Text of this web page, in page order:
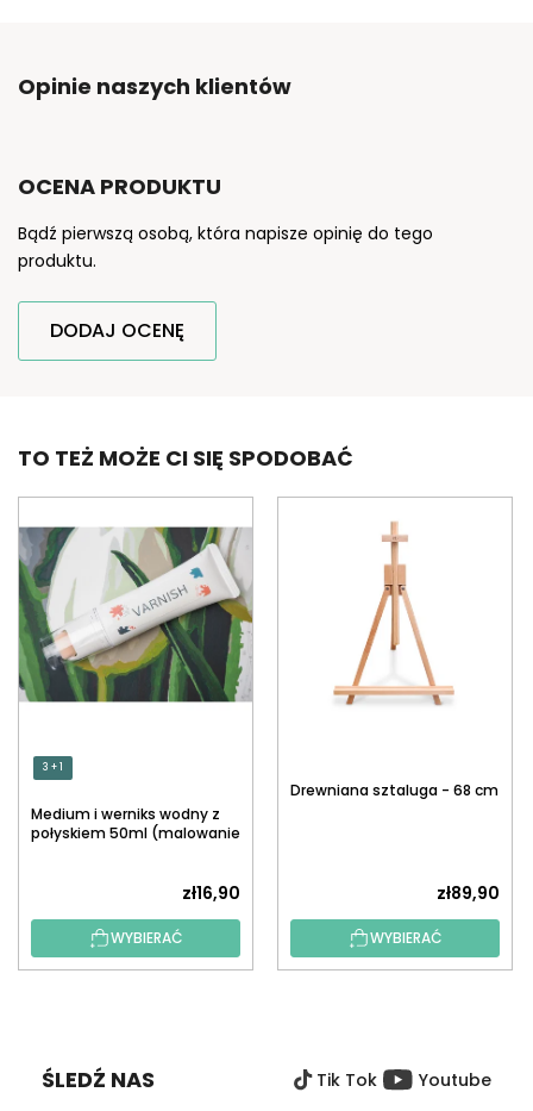
Opinie naszych klientów
OCENA PRODUKTU
Bądź pierwszą osobą, która napisze opinię do tego
produktu.
DODAJ OCENĘ
TO TEŻ MOŻE CI SIĘ SPODOBAĆ
3 + 1
Medium i werniks wodny z
połyskiem 50ml (malowanie
zł16,90
WYBIERAĆ
Drewniana sztaluga - 68 cm
zł89,90
WYBIERAĆ
ŚLEDŹ NAS Tik Tok Youtube